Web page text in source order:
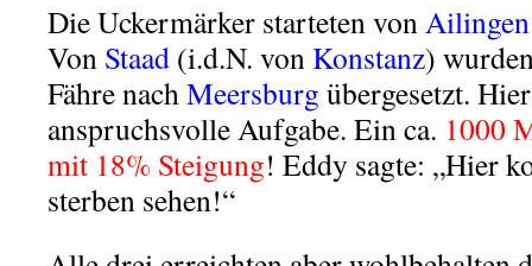
Die Uckermärker starteten vonAilingen
Von Staad (i.d.N. von Konstanz)
Fähre nachMeersburg übergesetzt.
anspruchsvolle Aufgabe. Ein ca. 1000
mit 18% Steigung! Eddy sagte: „Hier
sterben sehen!“